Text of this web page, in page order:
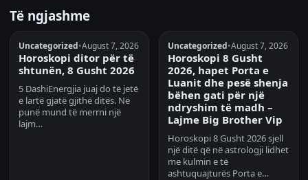
Të ngjashme
Uncategorized•August 7, 2026
Horoskopi ditor për të
shtunën, 8 Gusht 2026
5 DashiEnergjia juaj do të jetë
e lartë gjatë gjithë ditës. Në
punë mund të merrni një
lajm…
Uncategorized•August 7, 2026
Horoskopi 8 Gusht
2026, hapet Porta e
Luanit dhe pesë shenja
bëhen gati për një
ndryshim të madh –
Lajme Big Brother Vip
Horoskopi 8 Gusht 2026 sjell
një ditë që në astrologji lidhet
me kulmin e të
ashtuquajturës Porta e…